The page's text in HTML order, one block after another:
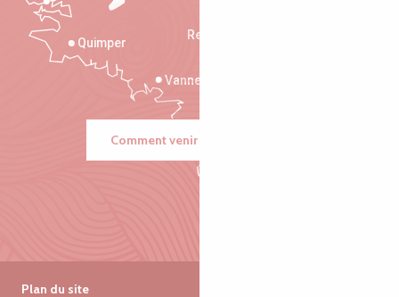
Rennes
Vannes
Quimper
Comment venir ?
Plan du site